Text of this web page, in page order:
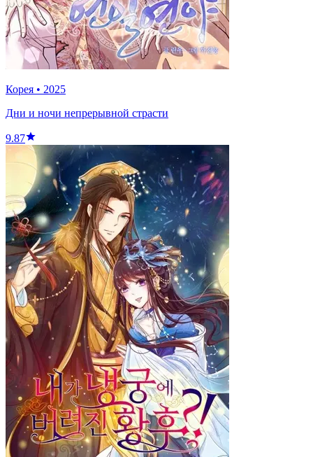
Корея • 2025
Дни и ночи непрерывной страсти
9.87